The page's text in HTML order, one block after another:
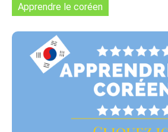
Apprendre le coréen